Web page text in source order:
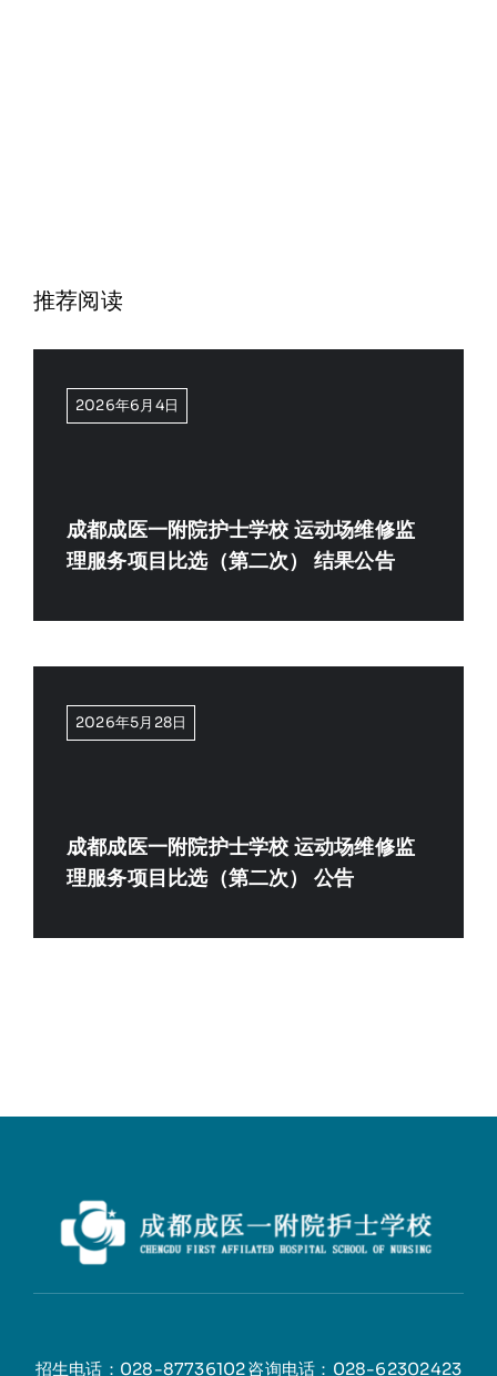
推荐阅读
2026年6月4日
成都成医一附院护士学校 运动场维修监
理服务项目比选（第二次） 结果公告
2026年5月28日
成都成医一附院护士学校 运动场维修监
理服务项目比选（第二次） 公告
招生电话：028-87736102咨询电话：028-62302423